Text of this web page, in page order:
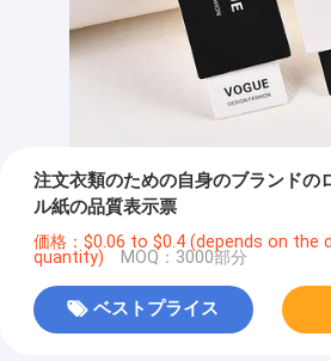
注文衣類のための自身のブランドの
ル紙の品質表示票
価格：$0.06 to $0.4 (depends on the
quantity) MOQ：3000部分
ベストプライス